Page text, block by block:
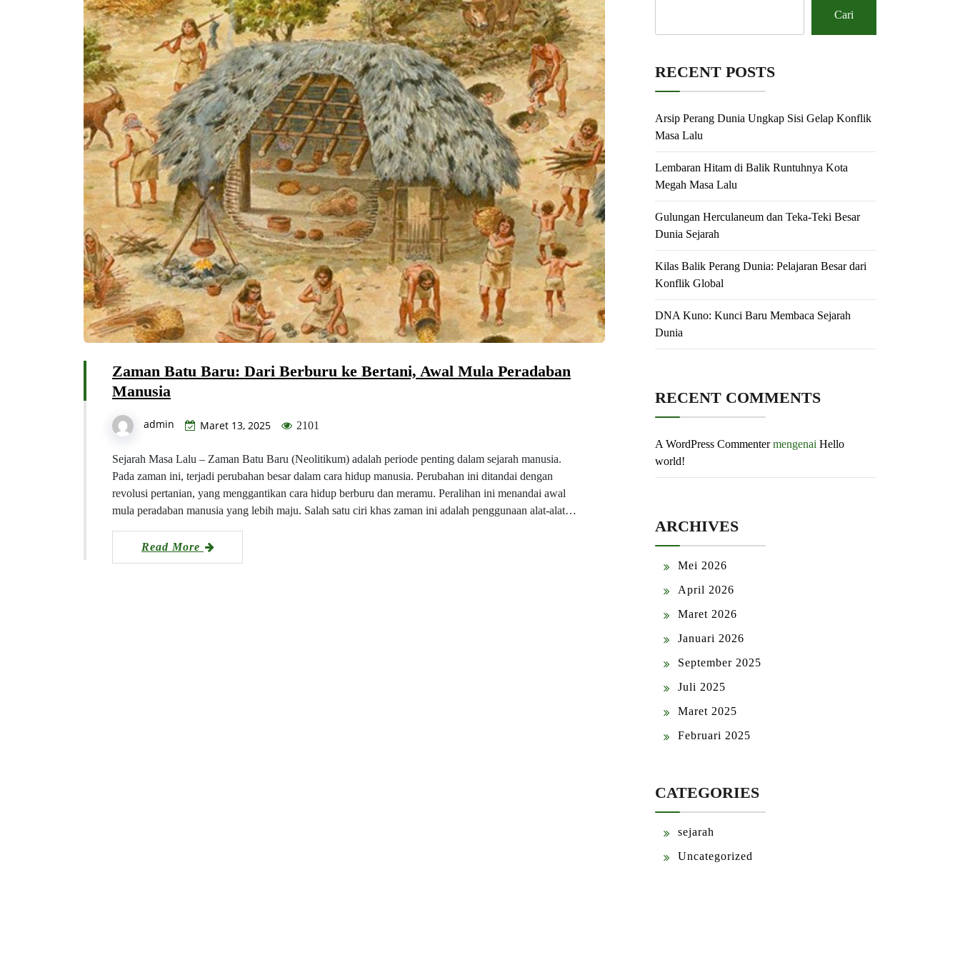
Zaman Batu Baru: Dari Berburu ke Bertani, Awal Mula Peradaban
Manusia
admin Maret 13, 2025 2101
Sejarah Masa Lalu – Zaman Batu Baru (Neolitikum) adalah periode penting dalam sejarah manusia.
Pada zaman ini, terjadi perubahan besar dalam cara hidup manusia. Perubahan ini ditandai dengan
revolusi pertanian, yang menggantikan cara hidup berburu dan meramu. Peralihan ini menandai awal
mula peradaban manusia yang lebih maju. Salah satu ciri khas zaman ini adalah penggunaan alat-alat…
Read More
Cari
RECENT POSTS
Arsip Perang Dunia Ungkap Sisi Gelap Konflik
Masa Lalu
Lembaran Hitam di Balik Runtuhnya Kota
Megah Masa Lalu
Gulungan Herculaneum dan Teka-Teki Besar
Dunia Sejarah
Kilas Balik Perang Dunia: Pelajaran Besar dari
Konflik Global
DNA Kuno: Kunci Baru Membaca Sejarah
Dunia
RECENT COMMENTS
A WordPress Commentermengenai Hello
world!
ARCHIVES
Mei 2026
April 2026
Maret 2026
Januari 2026
September 2025
Juli 2025
Maret 2025
Februari 2025
CATEGORIES
sejarah
Uncategorized